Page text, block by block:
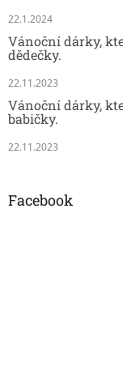
22.1.2024
Vánoční dárky,
dědečky.
22.11.2023
Vánoční dárky,
babičky.
22.11.2023
Facebook